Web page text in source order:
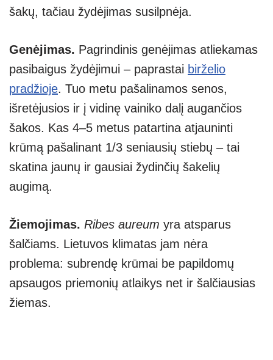
šakų, tačiau žydėjimas susilpnėja.
Genėjimas. Pagrindinis genėjimas atliekamas
pasibaigus žydėjimui – paprastai birželio
pradžioje. Tuo metu pašalinamos senos,
išretėjusios ir į vidinę vainiko dalį augančios
šakos. Kas 4–5 metus patartina atjauninti
krūmą pašalinant 1/3 seniausių stiebų – tai
skatina jaunų ir gausiai žydinčių šakelių
augimą.
Žiemojimas. Ribes aureum yra atsparus
šalčiams. Lietuvos klimatas jam nėra
problema: subrendę krūmai be papildomų
apsaugos priemonių atlaikys net ir šalčiausias
žiemas.